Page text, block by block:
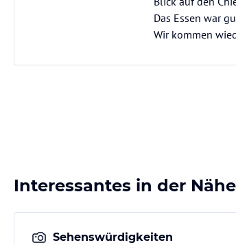
Das Essen war
Wir kommen
Interessantes in der Nähe
Sehenswürdigkeiten